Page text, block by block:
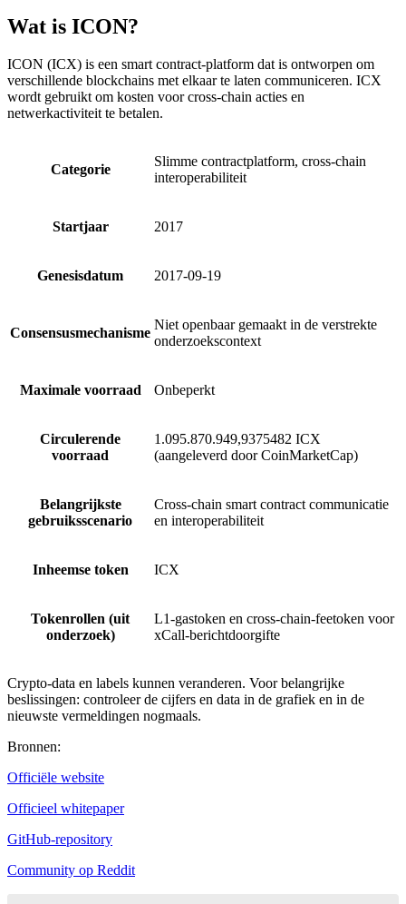
Wat is ICON?
ICON (ICX) is een smart contract-platform dat is ontworpen om
verschillende blockchains met elkaar te laten communiceren. ICX
wordt gebruikt om kosten voor cross-chain acties en
netwerkactiviteit te betalen.
Categorie
Slimme contractplatform, cross-chain
interoperabiliteit
Startjaar 2017
Genesisdatum 2017-09-19
Consensusmechanisme
Niet openbaar gemaakt in de verstrekte
onderzoekscontext
Maximale voorraad Onbeperkt
Circulerende
voorraad
1.095.870.949,9375482 ICX
(aangeleverd door CoinMarketCap)
Belangrijkste
gebruiksscenario
Cross-chain smart contract communicatie
en interoperabiliteit
Inheemse token ICX
Tokenrollen (uit
onderzoek)
L1-gastoken en cross-chain-feetoken voor
xCall-berichtdoorgifte
Crypto-data en labels kunnen veranderen. Voor belangrijke
beslissingen: controleer de cijfers en data in de grafiek en in de
nieuwste vermeldingen nogmaals.
Bronnen:
Officiële website
Officieel whitepaper
GitHub-repository
Community op Reddit